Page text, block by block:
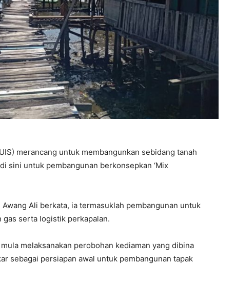
merancang untuk membangunkan sebidang tanah
sini untuk pembangunan berkonsepkan ‘Mix
Ali berkata, ia termasuklah pembangunan untuk
serta logistik perkapalan.
melaksanakan perobohan kediaman yang dibina
sebagai persiapan awal untuk pembangunan tapak